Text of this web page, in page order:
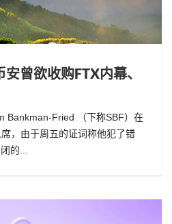
曾欲收购FTX内幕、
Bankman-Fried （下称SBF）在
，由于周五的证词称他犯了错
的...